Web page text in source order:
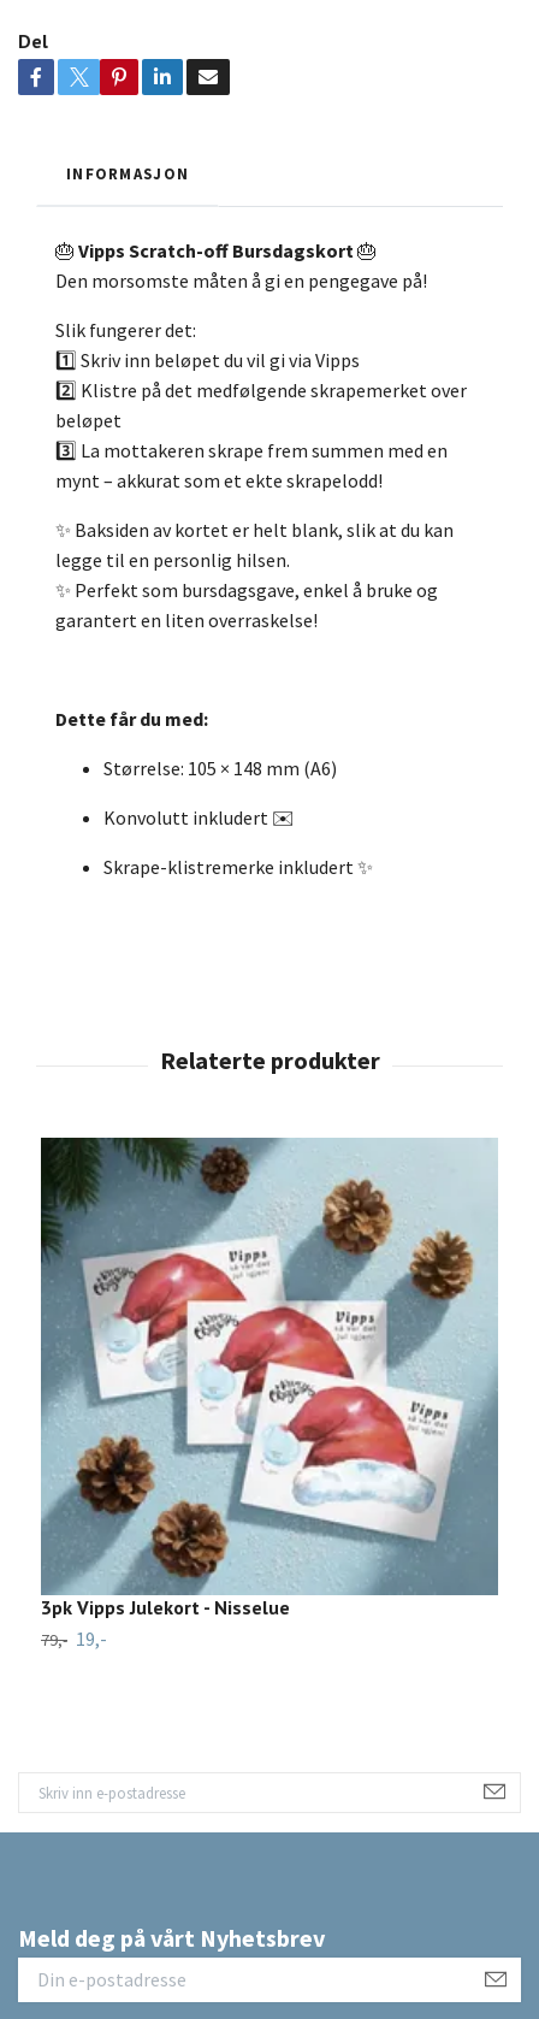
Del
INFORMASJON
🎂 Vipps Scratch-off Bursdagskort🎂
Den morsomste måten å gi en pengegave på!
Slik fungerer det:
1️⃣ Skriv inn beløpet du vil gi via Vipps
2️⃣ Klistre på det medfølgende skrapemerket over
beløpet
3️⃣ La mottakeren skrape frem summen med en
mynt – akkurat som et ekte skrapelodd!
✨ Baksiden av kortet er helt blank, slik at du kan
legge til en personlig hilsen.
✨ Perfekt som bursdagsgave, enkel å bruke og
garantert en liten overraskelse!
Dette får du med:
Størrelse: 105 × 148 mm (A6)
Konvolutt inkludert ✉️
Skrape-klistremerke inkludert ✨
3pk Vipps Julekort - Nisselue
79,- 19,-
Meld deg på vårt Nyhetsbrev